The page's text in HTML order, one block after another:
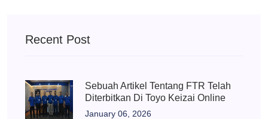
Recent Post
Sebuah Artikel Tentang FTR Telah
Diterbitkan Di Toyo Keizai Online
January 06, 2026